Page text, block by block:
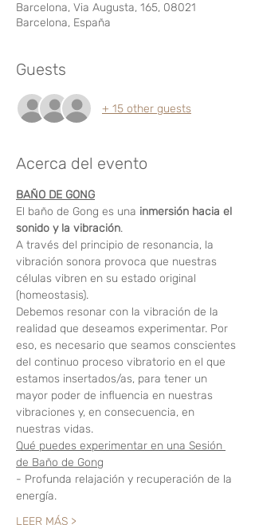
Barcelona, Via Augusta, 165, 08021
Barcelona, España
Guests
+ 15 other guests
Acerca del evento
BAÑO DE GONG
El baño de Gong es una inmersión hacia el
sonido y la vibración.
A través del principio de resonancia, la
vibración sonora provoca que nuestras
células vibren en su estado original
(homeostasis).
Debemos resonar con la vibración de la
realidad que deseamos experimentar. Por
eso, es necesario que seamos conscientes
del continuo proceso vibratorio en el que
estamos insertados/as, para tener un
mayor poder de influencia en nuestras
vibraciones y, en consecuencia, en
nuestras vidas.
Qué puedes experimentar en una Sesión
de Baño de Gong
- Profunda relajación y recuperación de la
energía.
LEER MÁS >